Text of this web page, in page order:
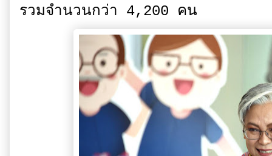
รวมจำนวนกว่า 4,200 คน